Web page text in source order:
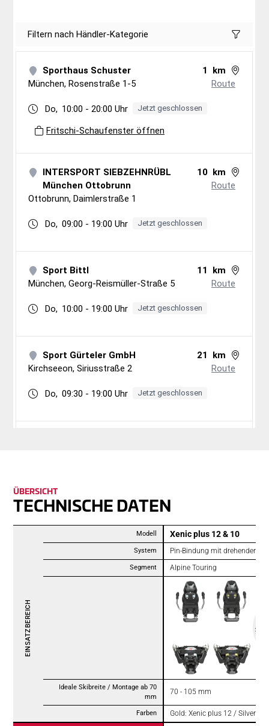
ÜBERSICHT
TECH­NISCHE DATEN
Modell Xenic plus 12 & 10
System Pin-Bindung mit drehender
Segment Alpine Touring
EINSATZBEREICH
Ideale Skibreite / Montage ab 70
mm
70 - 105 mm
Farben Gold: Xenic plus 12 / Silver: